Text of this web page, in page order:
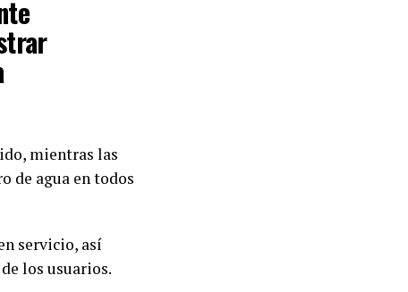
mientras las
de agua en todos
servicio, así
los usuarios.